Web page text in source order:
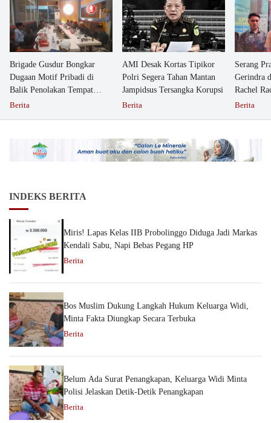
Brigade Gusdur Bongkar
Dugaan Motif Pribadi di
Balik Penolakan Tempat
Ibadah GKJW Bangil
Berita
AMI Desak Kortas Tipikor
Polri Segera Tahan Mantan
Jampidsus Tersangka Korupsi
Berita
Serang
Gerindra
Rachel
Berita
INDEKS BERITA
Miris! Lapas Kelas IIB Probolinggo Diduga Jadi Markas
Kendali Sabu, Napi Bebas Pegang HP
Berita
Bos Muslim Dukung Langkah Hukum Keluarga Widi,
Minta Fakta Diungkap Secara Terbuka
Berita
Belum Ada Surat Penangkapan, Keluarga Widi Minta
Polisi Jelaskan Detik-Detik Penangkapan
Berita